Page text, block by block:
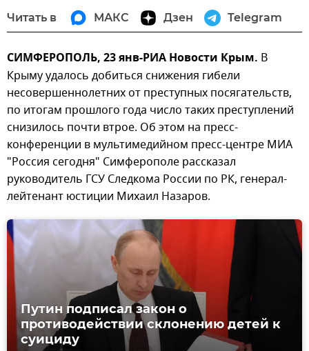
Читать в МАКС Дзен Telegram
СИМФЕРОПОЛЬ, 23 янв-РИА Новости Крым. В
Крыму удалось добиться снижения гибели
несовершеннолетних от преступных посягательств,
по итогам прошлого года число таких преступлений
снизилось почти втрое. Об этом на пресс-
конференции в мультимедийном пресс-центре МИА
"Россия сегодня" Симферополе рассказал
руководитель ГСУ Следкома России по РК, генерал-
лейтенант юстиции Михаил Назаров.
Путин подписал закон о
противодействии склонению детей к
суициду